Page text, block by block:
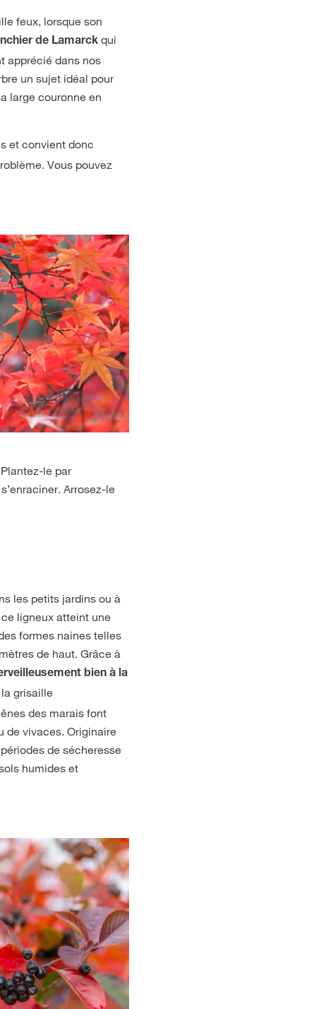
feux, lorsque son
de Lamarck qui
apprécié dans nos
un sujet idéal pour
large couronne en
et convient donc
Vous pouvez
le par
Arrosez-le
les petits jardins ou à
ligneux atteint une
formes naines telles
de haut. Grâce à
bien à la
grisaille
des marais font
de vivaces. Originaire
de sécheresse
humides et